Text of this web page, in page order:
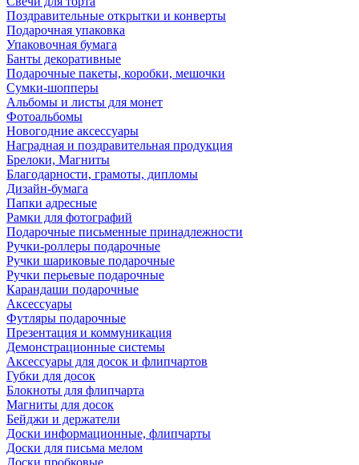
Поздравительные открытки и конверты
Подарочная упаковка
Упаковочная бумага
Банты декоративные
Подарочные пакеты, коробки, мешочки
Сумки-шопперы
Альбомы и листы для монет
Фотоальбомы
Новогодние аксессуары
Наградная и поздравительная продукция
Брелоки, Магниты
Благодарности, грамоты, дипломы
Дизайн-бумага
Папки адресные
Рамки для фотографий
Подарочные письменные принадлежности
Ручки-роллеры подарочные
Ручки шариковые подарочные
Ручки перьевые подарочные
Карандаши подарочные
Аксессуары
Футляры подарочные
Презентация и коммуникация
Демонстрационные системы
Аксессуары для досок и флипчартов
Губки для досок
Блокноты для флипчарта
Магниты для досок
Бейджи и держатели
Доски информационные, флипчарты
Доски для письма мелом
Доски пробковые